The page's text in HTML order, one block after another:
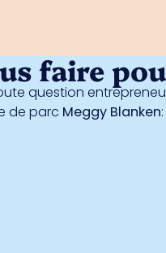
faire
question
de parc Meggy Blanken: